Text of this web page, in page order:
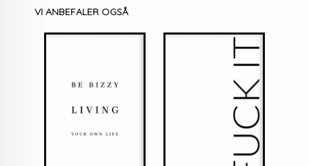
VI ANBEFALER OGSÅ